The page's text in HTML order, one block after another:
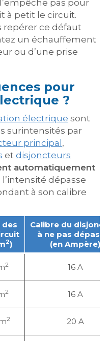
pas pour
à petit le circuit.
repérer ce défaut
un échauffement
ou d’une prise
pour
?
électrique sont
surintensités par
principal ,
et disjoncteurs
automatiquement
l’intensité dépasse
à son calibre
des
2)
Calibre du
à ne pas
(en Ampère)
2 16 A
2 16 A
2 20 A